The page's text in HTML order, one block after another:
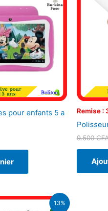
pour enfants 5 a
Remise :
9.500
13%
Le